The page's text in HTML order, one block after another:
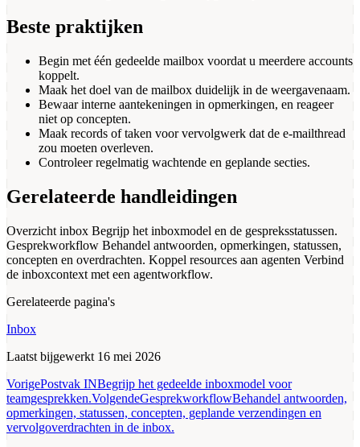
Beste praktijken
Begin met één gedeelde mailbox voordat u meerdere accounts
koppelt.
Maak het doel van de mailbox duidelijk in de weergavenaam.
Bewaar interne aantekeningen in opmerkingen, en reageer
niet op concepten.
Maak records of taken voor vervolgwerk dat de e-mailthread
zou moeten overleven.
Controleer regelmatig wachtende en geplande secties.
Gerelateerde handleidingen
Overzicht inbox Begrijp het inboxmodel en de gespreksstatussen.
Gesprekworkflow Behandel antwoorden, opmerkingen, statussen,
concepten en overdrachten. Koppel resources aan agenten Verbind
de inboxcontext met een agentworkflow.
Gerelateerde pagina's
Inbox
Laatst bijgewerkt 16 mei 2026
VorigePostvak INBegrijp het gedeelde inboxmodel voor
teamgesprekken.VolgendeGesprekworkflowBehandel antwoorden,
opmerkingen, statussen, concepten, geplande verzendingen en
vervolgoverdrachten in de inbox.